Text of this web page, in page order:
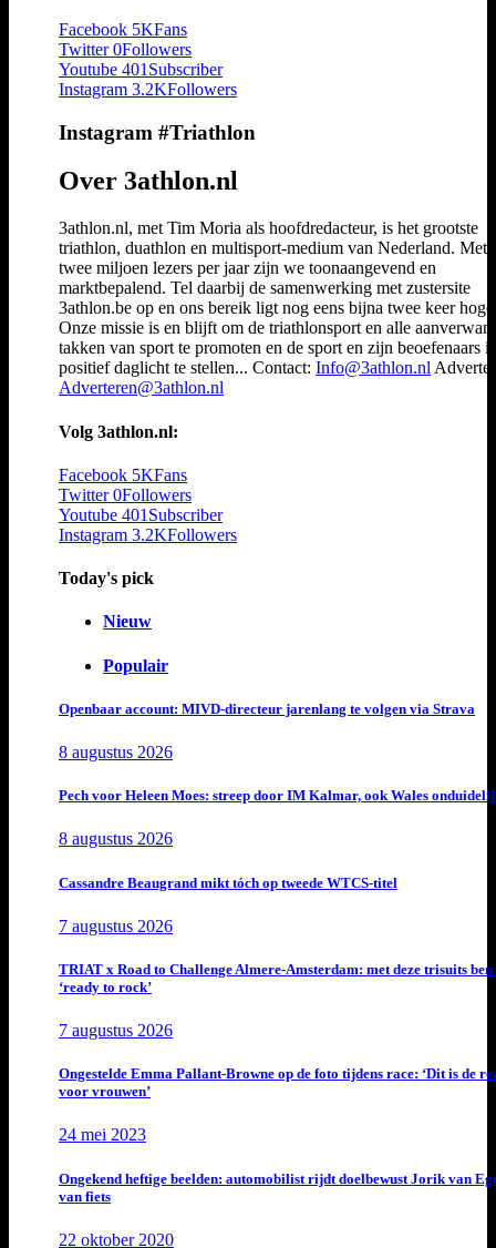
Facebook 5KFans
Twitter 0Followers
Youtube 401 Subscriber
Instagram 3.2KFollowers
Instagram #Triathlon
Over 3athlon.nl
3athlon.nl, met Tim Moria als hoofdredacteur, is het grootste
triathlon, duathlon en multisport-medium van Nederland. Met
twee miljoen lezers per jaar zijn we toonaangevend en
marktbepalend. Tel daarbij de samenwerking met zustersite
3athlon.be op en ons bereik ligt nog eens bijna twee keer
Onze missie is en blijft om de triathlonsport en alle
takken van sport te promoten en de sport en zijn beoefenaars
positief daglicht te stellen... Contact: Info@3athlon.nl
Adverteren@3athlon.nl
Volg 3athlon.nl:
Facebook 5KFans
Twitter 0Followers
Youtube 401 Subscriber
Instagram 3.2KFollowers
Today's pick
Nieuw
Populair
Openbaar account: MIVD-directeur jarenlang te volgen via Strava
8 augustus 2026
Pech voor Heleen Moes: streep door IM Kalmar, ook Wales
8 augustus 2026
Cassandre Beaugrand mikt tóch op tweede WTCS-titel
7 augustus 2026
TRIAT x Road to Challenge Almere-Amsterdam: met deze trisuits ben
‘ready to rock’
7 augustus 2026
Ongestelde Emma Pallant-Browne op de foto tijdens race: ‘Dit is de
voor vrouwen’
24 mei 2023
Ongekend heftige beelden: automobilist rijdt doelbewust Jorik van
van fiets
22 oktober 2020